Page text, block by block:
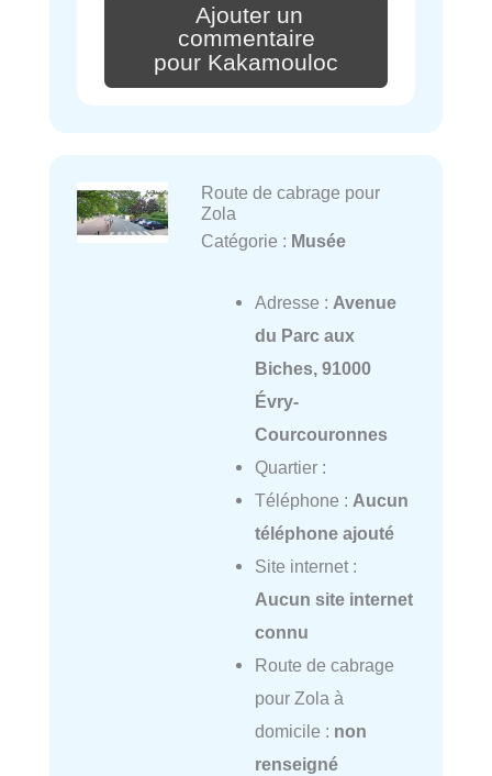
Ajouter un
commentaire
pour Kakamouloc
Route de cabrage pour
Zola
Catégorie : Musée
Adresse : Avenue
du Parc aux
Biches, 91000
Évry-
Courcouronnes
Quartier :
Téléphone : Aucun
téléphone ajouté
Site internet :
Aucun site internet
connu
Route de cabrage
pour Zola à
domicile : non
renseigné